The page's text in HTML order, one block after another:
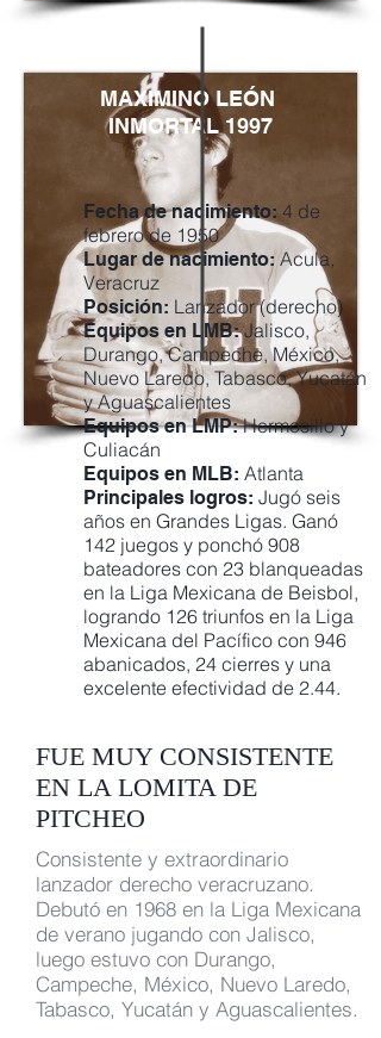
MAXIMINO LEÓN
INMORTAL 1997
Fecha de nacimiento: 4 de
febrero de 1950
Lugar de nacimiento:Acula,
Veracruz
Posición: Lanzador (derecho)
Equipos en LMB:Jalisco,
Durango, Campeche, México,
Nuevo Laredo, Tabasco, Yucatán
y Aguascalientes
Equipos en LMP:Hermosillo y
Culiacán
Equipos en MLB: Atlanta
Principales logros: Jugó seis
años en Grandes Ligas. Ganó
142 juegos y ponchó 908
bateadores con 23 blanqueadas
en la Liga Mexicana de Beisbol,
logrando 126 triunfos en la Liga
Mexicana del Pacífico con 946
abanicados, 24 cierres y una
excelente efectividad de 2.44.
FUE MUY CONSISTENTE
EN LA LOMITA DE
PITCHEO
Consistente y extraordinario
lanzador derecho veracruzano.
Debutó en 1968 en la Liga Mexicana
de verano jugando con Jalisco,
luego estuvo con Durango,
Campeche, México, Nuevo Laredo,
Tabasco, Yucatán y Aguascalientes.